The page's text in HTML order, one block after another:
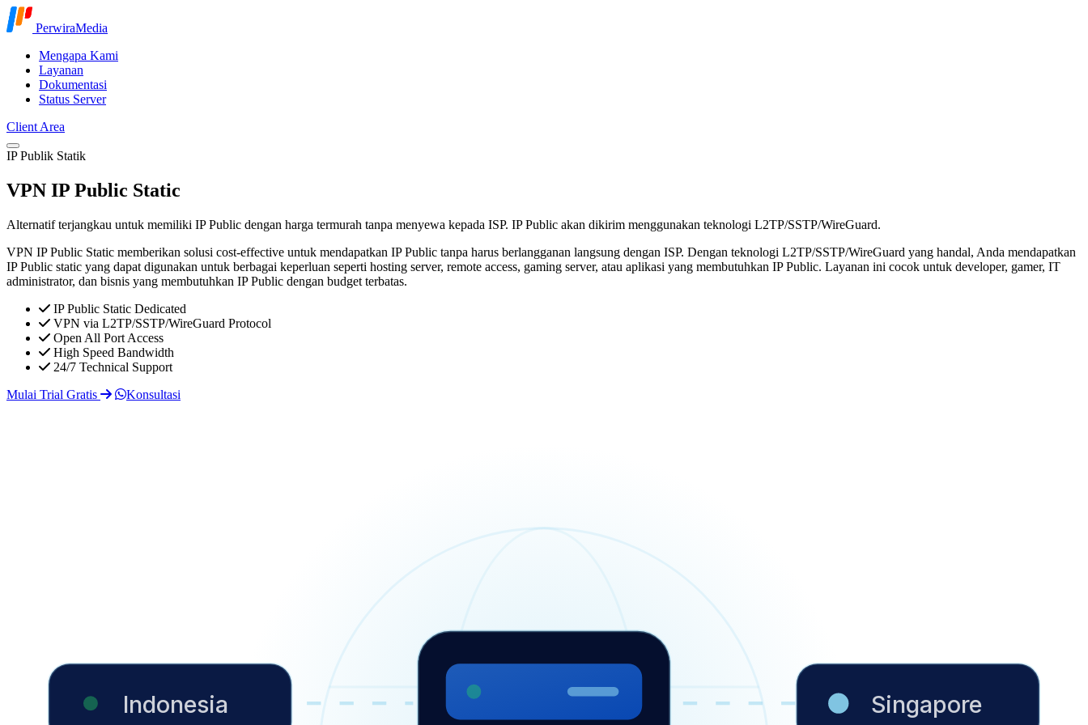
Lompat ke konten
PerwiraMedia
Mengapa Kami
Layanan
Dokumentasi
Status Server
Client Area
IP Publik Statik
VPN IP Public Static
Alternatif terjangkau untuk memiliki IP Public dengan harga termurah tanpa menyewa kepada ISP. IP Public akan dikirim menggunakan teknologi L2TP/SSTP/WireGuard.
VPN IP Public Static memberikan solusi cost-effective untuk mendapatkan IP Public tanpa harus berlangganan langsung dengan ISP. Dengan teknologi L2TP/SSTP/WireGuard yang handal, Anda mendapatkan
IP Public static yang dapat digunakan untuk berbagai keperluan seperti hosting server, remote access, gaming server, atau aplikasi yang membutuhkan IP Public. Layanan ini cocok untuk developer, gamer, IT
administrator, dan bisnis yang membutuhkan IP Public dengan budget terbatas.
IP Public Static Dedicated
VPN via L2TP/SSTP/WireGuard Protocol
Open All Port Access
High Speed Bandwidth
24/7 Technical Support
Mulai Trial Gratis
Konsultasi
Indonesia Singapore